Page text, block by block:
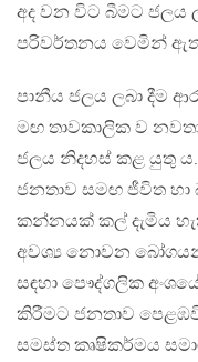
අද වන විට බීමට ජලය
පරිවර්තනය වෙමින්
පානීය ජලය ලබා දීම
මඟ තාවකාලික ව
ජලය නිදහස් කළ යුතු
ජනතාව සමඟ ජීවිත
කන්නයක් කල් දැමිය
අවශ්‍ය නොවන
සඳහා පෞද්ගලික
කිරීමට ජනතාව
සමස්ත කෘෂිකර්මය